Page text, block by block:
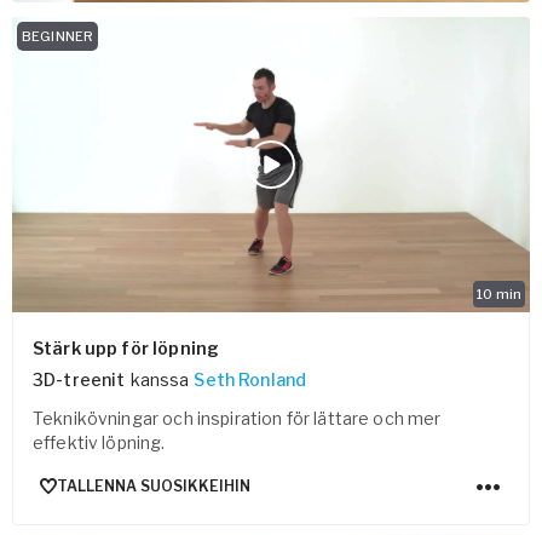
10 min
BEGINNER
Stärk upp för löpning
3D-treenit kanssa Seth Ronland
Teknikövningar och inspiration för lättare och mer
effektiv löpning.
TALLENNA SUOSIKKEIHIN